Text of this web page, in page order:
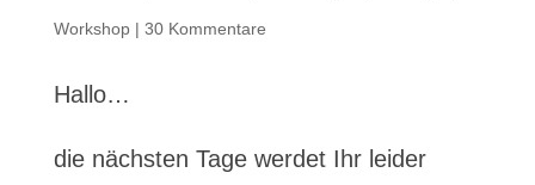
Workshop| 30 Kommentare
Hallo…
die nächsten Tage werdet Ihr leider